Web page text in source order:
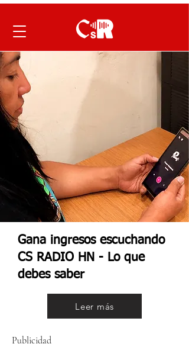
Gana ingresos escuchando
CS RADIO HN - Lo que
debes saber
Leer más
Publicidad